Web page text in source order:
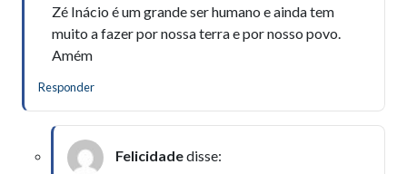
Zé Inácio é um grande ser humano e ainda tem
muito a fazer por nossa terra e por nosso povo.
Amém
Responder
Felicidadedisse: